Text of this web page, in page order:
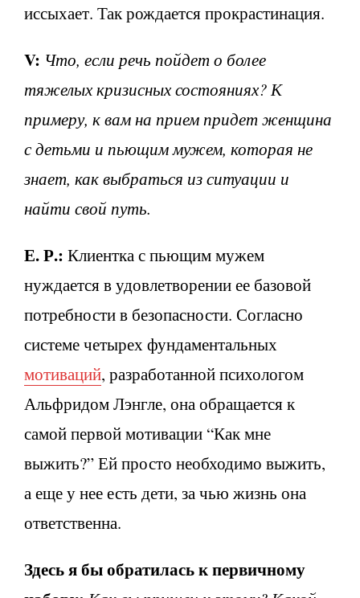
иссыхает. Так рождается прокрастинация.
V: Что, если речь пойдет о более
тяжелых кризисных состояниях? К
примеру, к вам на прием придет женщина
с детьми и пьющим мужем, которая не
знает, как выбраться из ситуации и
найти свой путь.
Е. Р.: Клиентка с пьющим мужем
нуждается в удовлетворении ее базовой
потребности в безопасности. Согласно
системе четырех фундаментальных
мотиваций, разработанной психологом
Альфридом Лэнгле, она обращается к
самой первой мотивации “Как мне
выжить?” Ей просто необходимо выжить,
а еще у нее есть дети, за чью жизнь она
ответственна.
Здесь я бы обратилась к первичному